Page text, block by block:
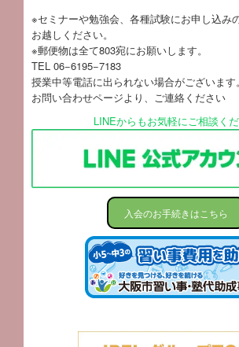
※セミナーや勉強会、各種試験にお申し込み
お越しください。
※郵便物は全て803宛にお願いします。
TEL 06−6195−7183
授業中等電話に出られない場合がございます。
お問い合わせページより、ご連絡ください
LINEからもお気軽にご相談く
入会のお手続きはこちら